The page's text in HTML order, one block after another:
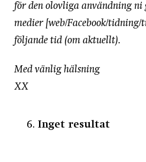
för den olovliga användning
medier [web/Facebook/
följande tid (om aktuellt).
Med vänlig hälsning
XX
Inget resultat